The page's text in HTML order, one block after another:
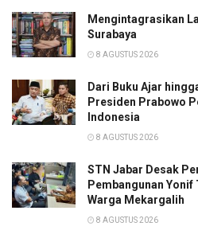
Mengintagrasikan
Surabaya
8 AGUSTUS 2026
Dari Buku Ajar
Presiden Prabowo
Indonesia
8 AGUSTUS 2026
STN Jabar Desak
Pembangunan Yonif
Warga Mekargalih
8 AGUSTUS 2026